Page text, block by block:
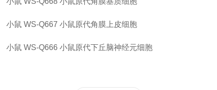
小鼠 WS-Q667 小鼠原代角膜上皮细胞
小鼠 WS-Q666 小鼠原代下丘脑神经元细胞